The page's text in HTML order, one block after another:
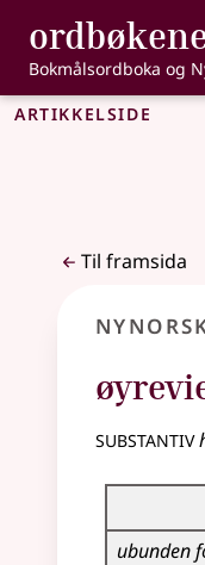
Gå til
Tilgjenge
Bokmålsordboka og
Artikkelside
Til framsida
substantiv
ubunden